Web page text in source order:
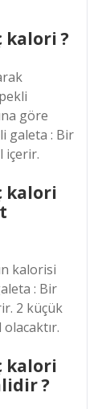
kalori ?
göre
galeta : Bir
içerir.
kalori
kalorisi
: Bir
2 küçük
kalori
?